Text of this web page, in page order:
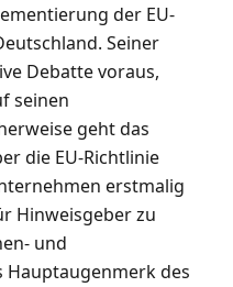
der EU-
Seiner
Debatte voraus,
seinen
geht das
die EU-Richtlinie
erstmalig
Hinweisgeber zu
und
des